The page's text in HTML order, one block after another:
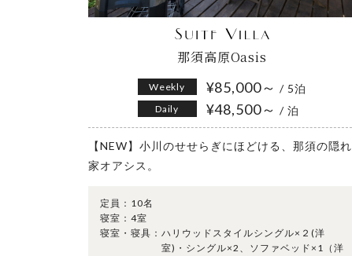
那須高原Oasis
Weekly ¥85,000～/ 5泊
Daily ¥48,500～/ 泊
【NEW】小川のせせらぎにほどける、那須の隠れ
家オアシス。
定員： 10名
寝室： 4室
寝室・寝具： ハリウッドスタイルシングル×２(洋
室)・シングル×2、ソファベッド×1（洋